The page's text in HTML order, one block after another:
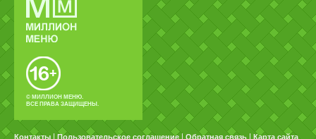
© МИЛЛИОН МЕНЮ.
ВСЕ ПРАВА ЗАЩИЩЕНЫ.
Контакты Пользовательское соглашение Обратная связь Карта сайта